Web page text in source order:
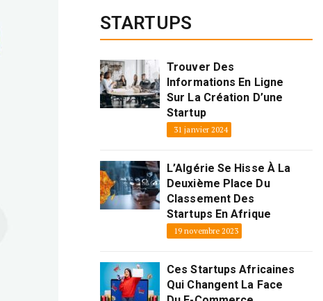
STARTUPS
Trouver Des
Informations En Ligne
Sur La Création D’une
Startup
31 janvier 2024
L’Algérie Se Hisse À La
Deuxième Place Du
Classement Des
Startups En Afrique
19 novembre 2023
Ces Startups Africaines
Qui Changent La Face